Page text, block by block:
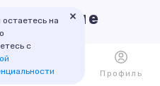
на
с
×
Избранное Профиль